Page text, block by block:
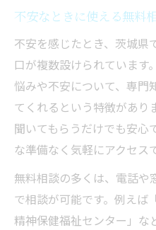
不安なときに使える無料
不安を感じたとき、茨城県
口が複数設けられています
悩みや不安について、専門
てくれるという特徴があり
聞いてもらうだけでも安心
な準備なく気軽にアクセス
無料相談の多くは、電話や
で相談が可能です。例えば
精神保健福祉センター」な